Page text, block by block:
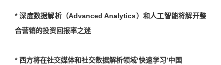
* 深度数据解析（Advanced Analytics）和人工智能将解开整
合营销的投资回报率之迷
* 西方将在社交媒体和社交数据解析领域‘快速学习’中国